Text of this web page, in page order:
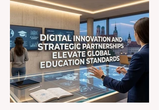
مشهد #التعليم_العالمي تحولاً جذرياً وتاريخياً.
في الرابع من أغسطس 2026، توافد خبراء
دوليون وصناع قرار ومبتكرون في مجال
#تكنولوجيا_التعليم إلى مركز المؤتمرات في
دافوس لمناقشة التحديات والفرص الأكثر
إلحاحاً في قطاع التعلم. أثبت هذا الحدث
البارز، الذي عُقد في لحظة حاسمة، أن إعطاء
الأولوية لرفع #جودة_التعليم هو المحفز
الأساسي وال